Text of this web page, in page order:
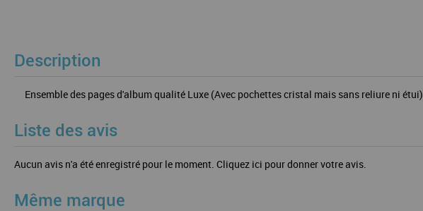
Description
Ensemble des pages d'album qualité Luxe (Avec pochettes cristal mais sans reliure ni étui)
Liste des avis
Aucun avis n'a été enregistré pour le moment. Cliquez ici pour donner votre avis.
Même marque